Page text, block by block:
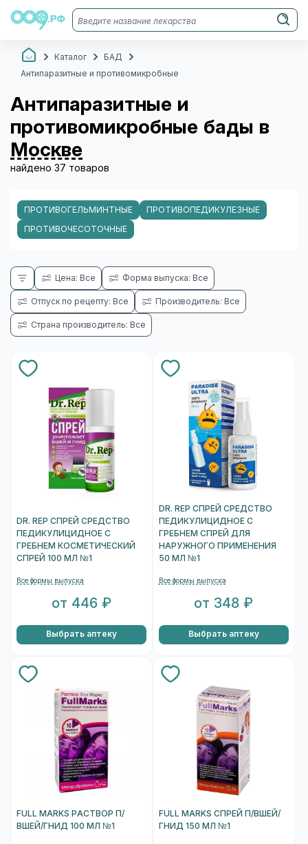
Каталог
БАД
Антипаразитные и противомикробные
Антипаразитные и
противомикробные бады в
Москве
найдено 37 товаров
ПРОТИВОГЕЛЬМИНТНЫЕ
ПРОТИВОПЕДИКУЛЕЗНЫЕ
ПРОТИВОЧЕСОТОЧНЫЕ
Цена: Все Форма выпуска: Все
Отпуск по рецепту: Все Производитель: Все
Страна производитель: Все
DR. REP СПРЕЙ СРЕДСТВО
ПЕДИКУЛИЦИДНОЕ С
ГРЕБНЕМ КОСМЕТИЧЕСКИЙ
СПРЕЙ 100 МЛ №1
Все формы выпуска
от 446 ₽
Выбрать аптеку
DR. REP СПРЕЙ СРЕДСТВО
ПЕДИКУЛИЦИДНОЕ С
ГРЕБНЕМ СПРЕЙ ДЛЯ
НАРУЖНОГО ПРИМЕНЕНИЯ
50 МЛ №1
Все формы выпуска
от 348 ₽
Выбрать аптеку
FULL MARKS РАСТВОР П/
ВШЕЙ/ГНИД 100 МЛ №1
FULL MARKS СПРЕЙ П/ВШЕЙ/
ГНИД 150 МЛ №1